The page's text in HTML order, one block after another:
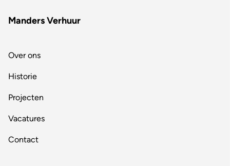
Manders Verhuur
Over ons
Historie
Projecten
Vacatures
Contact